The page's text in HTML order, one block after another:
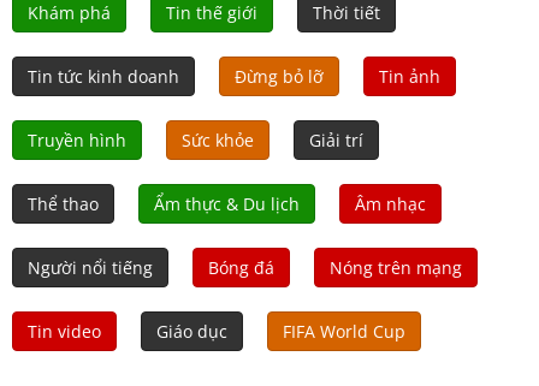
Khám phá Tin thế giới Thời tiết
Tin tức kinh doanh Đừng bỏ lỡ Tin ảnh
Truyền hình Sức khỏe Giải trí
Thể thao Ẩm thực & Du lịch Âm nhạc
Người nổi tiếng Bóng đá Nóng trên mạng
Tin video Giáo dục FIFA World Cup